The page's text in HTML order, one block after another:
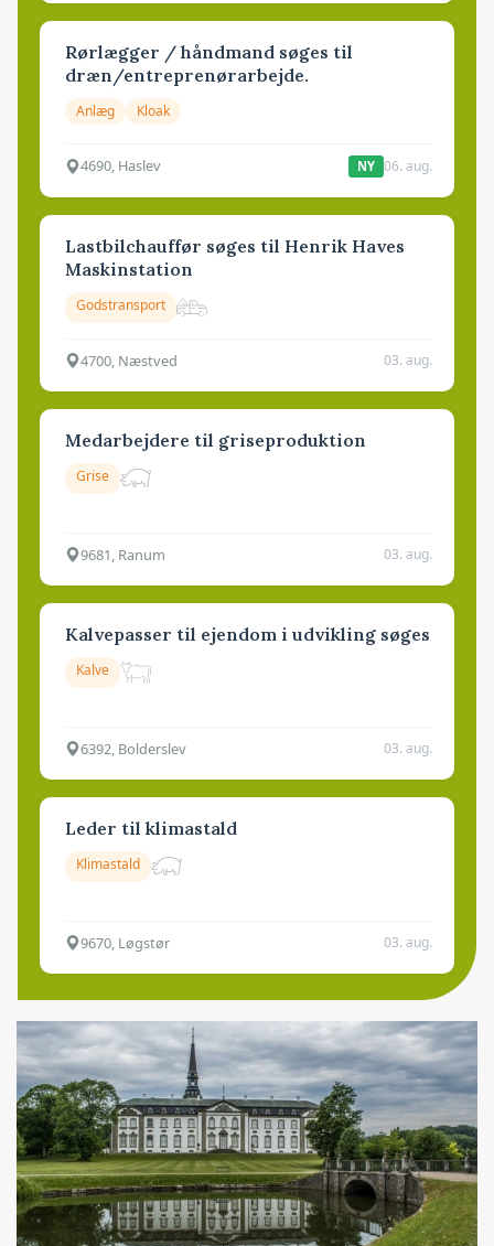
Rørlægger / håndmand søges til
dræn/entreprenørarbejde.
Anlæg Kloak
4690, Haslev NY 06. aug.
Lastbilchauffør søges til Henrik Haves
Maskinstation
Godstransport
4700, Næstved 03. aug.
Medarbejdere til griseproduktion
Grise
9681, Ranum 03. aug.
Kalvepasser til ejendom i udvikling søges
Kalve
6392, Bolderslev 03. aug.
Leder til klimastald
Klimastald
9670, Løgstør 03. aug.